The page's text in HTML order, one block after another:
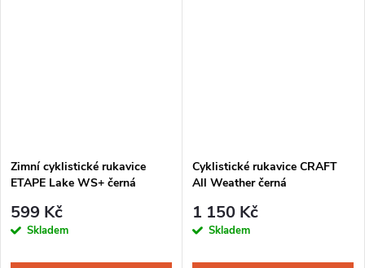
Zimní cyklistické rukavice
ETAPE Lake WS+ černá
599 Kč
Skladem
Cyklistické rukavice CRAFT
All Weather černá
1 150 Kč
Skladem